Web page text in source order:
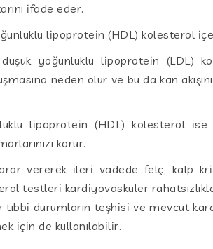
ifade eder.
lipoprotein (HDL) kolesterol
yoğunluklu lipoprotein (LDL)
neden olur ve bu da kan
lipoprotein (HDL) kolesterol ise
korur.
vererek ileri vadede felç, kalp
testleri kardiyovasküler
durumların teşhisi ve mevcut
için de kullanılabilir.